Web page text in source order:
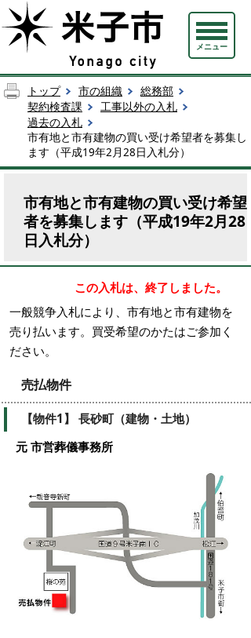
メニュー
トップ 市の組織
総務部
契約検査課
工事以外の入札
過去の入札
市有地と市有建物の買い受け希望者を募集し
ます（平成19年2月28日入札分）
市有地と市有建物の買い受け希望
者を募集します（平成19年2月28
日入札分）
この入札は、終了しました。
一般競争入札により、市有地と市有建物を
売り払います。買受希望のかたはご参加く
ださい。
売払物件
【物件1】 長砂町（建物・土地）
元 市営葬儀事務所